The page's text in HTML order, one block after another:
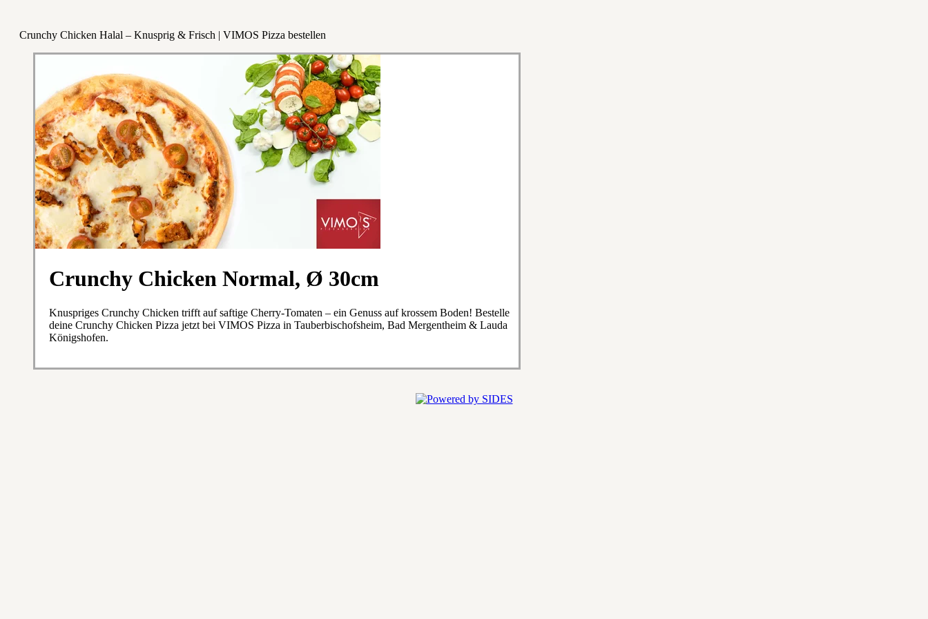
Crunchy Chicken Halal – Knusprig & Frisch | VIMOS Pizza bestellen
Crunchy Chicken Normal, Ø 30cm
Knuspriges Crunchy Chicken trifft auf saftige Cherry-Tomaten – ein Genuss auf krossem Boden! Bestelle
deine Crunchy Chicken Pizza jetzt bei VIMOS Pizza in Tauberbischofsheim, Bad Mergentheim & Lauda
Königshofen.